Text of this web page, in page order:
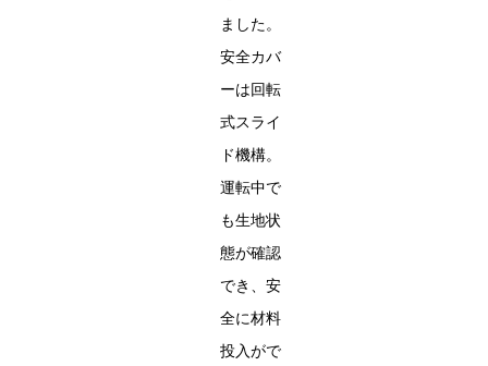
ました。
安全カバ
ーは回転
式スライ
ド機構。
運転中で
も生地状
態が確認
でき、安
全に材料
投入がで